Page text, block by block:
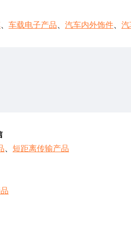
车载电子产品 汽车内外饰件 汽
短距离传输产品